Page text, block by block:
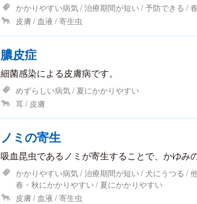
かかりやすい病気 治療期間が短い 予防できる
皮膚
血液 寄生虫
膿皮症
細菌感染による皮膚病です。
めずらしい病気
夏にかかりやすい
耳
皮膚
ノミの寄生
吸血昆虫であるノミが寄生することで、かゆみ
かかりやすい病気 治療期間が短い 犬にうつる
春・秋にかかりやすい
夏にかかりやすい
皮膚
血液 寄生虫